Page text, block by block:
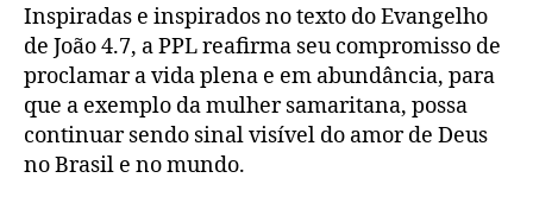
Inspiradas e inspirados no texto do Evangelho
de João 4.7, a PPL reafirma seu compromisso de
proclamar a vida plena e em abundância, para
que a exemplo da mulher samaritana, possa
continuar sendo sinal visível do amor de Deus
no Brasil e no mundo.